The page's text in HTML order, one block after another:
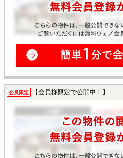
会員限定 【会員様限定で公開中！】